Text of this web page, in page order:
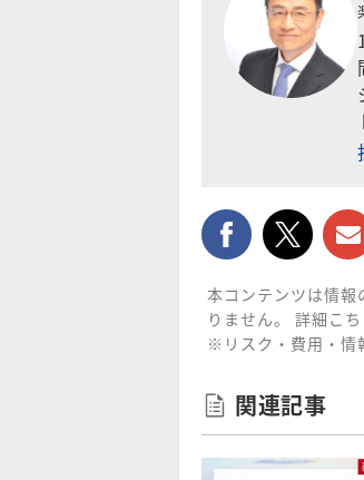
facebook
本コンテンツは情報
りません。 詳細こ
※リスク・費用・情
関連記事